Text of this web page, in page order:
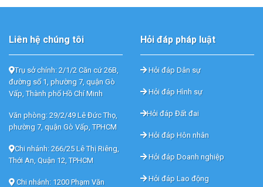
Liên hệ chúng tôi
Trụ sở chính: 2/1/2 Căn cứ 26B,
đường số 1, phường 7, quận Gò
Vấp, Thành phố Hồ Chí Minh
Văn phòng: 29/2/49 Lê Đức Thọ,
phường 7, quận Gò Vấp, TPHCM
Chi nhánh: 266/25 Lê Thị Riêng,
Thới An, Quận 12, TPHCM
Chi nhánh: 1200 Phạm Văn
Hỏi đáp pháp luật
Hỏi đáp Dân sự
Hỏi đáp Hình sự
Hỏi đáp Đất đai
Hỏi đáp Hôn nhân
Hỏi đáp Doanh nghiệp
Hỏi đáp Lao động